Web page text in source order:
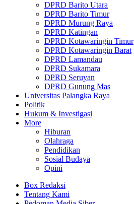
DPRD Barito Utara
DPRD Barito Timur
DPRD Murung Raya
DPRD Katingan
DPRD Kotawaringin Timur
DPRD Kotawaringin Barat
DPRD Lamandau
DPRD Sukamara
DPRD Seruyan
DPRD Gunung Mas
Universitas Palangka Raya
Politik
Hukum & Investigasi
More
Hiburan
Olahraga
Pendidikan
Sosial Budaya
Opini
Box Redaksi
Tentang Kami